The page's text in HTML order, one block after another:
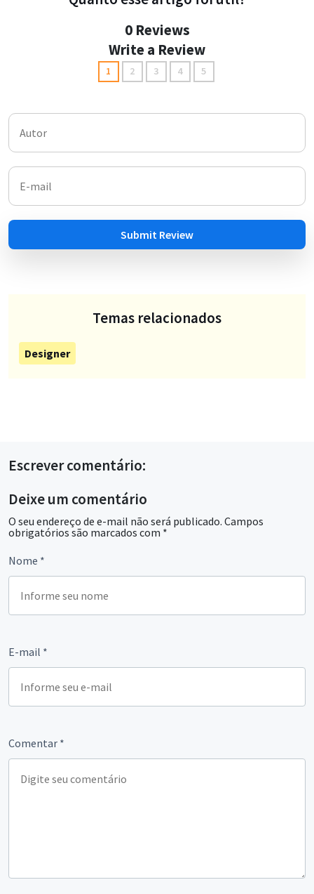
0 Reviews
Write a Review
1 2 3 4 5
Submit Review
Temas relacionados
Designer
Escrever comentário:
Deixe um comentário
O seu endereço de e-mail não será publicado. Campos
obrigatórios são marcados com *
Comentar *
Nome *
E-mail *